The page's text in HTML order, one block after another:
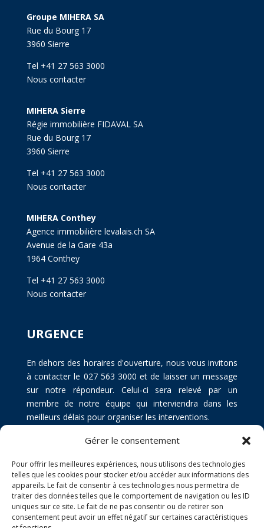
Gérer le consentement
Pour offrir les meilleures expériences, nous utilisons des technologies
telles que les cookies pour stocker et/ou accéder aux informations des
appareils. Le fait de consentir à ces technologies nous permettra de
traiter des données telles que le comportement de navigation ou les ID
uniques sur ce site. Le fait de ne pas consentir ou de retirer son
consentement peut avoir un effet négatif sur certaines caractéristiques
Groupe MIHERA SA
Rue du Bourg 17
3960 Sierre
Tel +41 27 563 3000
Nous contacter
MIHERA Sierre
Régie immobilière FIDAVAL SA
Rue du Bourg 17
3960 Sierre
Tel +41 27 563 3000
Nous contacter
MIHERA Conthey
Agence immobilière levalais.ch SA
Avenue de la Gare 43a
1964 Conthey
Tel +41 27 563 3000
Nous contacter
URGENCE
En dehors des horaires d'ouverture, nous vous invitons
à contacter le 027 563 3000 et de laisser un message
sur notre répondeur. Celui-ci sera relevé par un
membre de notre équipe qui interviendra dans les
meilleurs délais pour organiser les interventions.